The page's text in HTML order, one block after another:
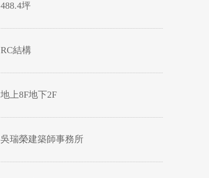
488.4坪
RC結構
地上8F地下2F
吳瑞榮建築師事務所